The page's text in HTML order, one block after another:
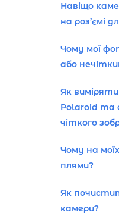
Навіщо
на роз’ємі
Чому мої
або
Як
Polaroid та
чіткого
Чому на
плями?
Як
камери?